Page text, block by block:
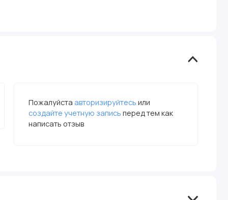
Пожалуйста авторизируйтесь или
создайте учетную запись перед тем как
написать отзыв